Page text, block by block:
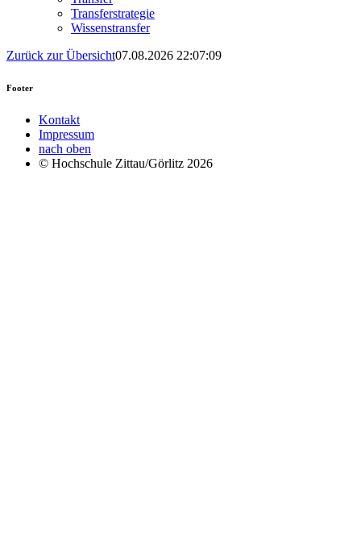
Transferstrategie
Wissenstransfer
Zurück zur Übersicht07.08.2026 22:07:09
Footer
Kontakt
Impressum
nach oben
© Hochschule Zittau/Görlitz 2026